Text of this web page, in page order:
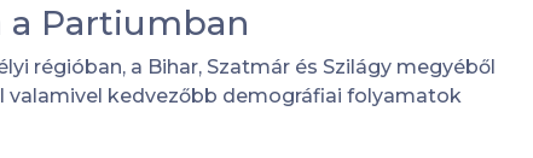
a Partiumban
régióban, a Bihar, Szatmár és Szilágy megyéből
kedvezőbb demográfiai folyamatok